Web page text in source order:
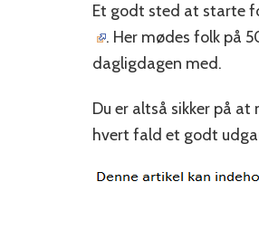
Et godt sted at starte
. Her mødes folk på
dagligdagen med.
Du er altså sikker på
hvert fald et godt